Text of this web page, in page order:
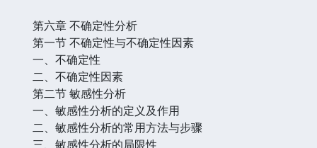
第六章 不确定性分析
第一节 不确定性与不确定性因素
一、不确定性
二、不确定性因素
第二节 敏感性分析
一、敏感性分析的定义及作用
二、敏感性分析的常用方法与步骤
三、敏感性分析的局限性